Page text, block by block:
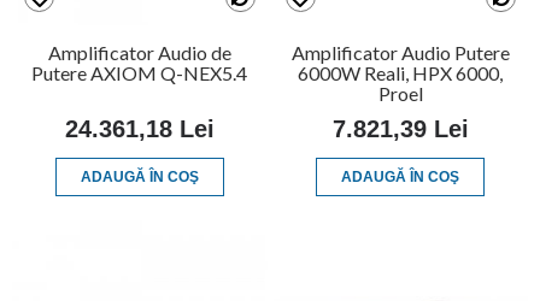
Amplificator Audio de
Putere AXIOM Q-NEX5.4
24.361,18 Lei
ADAUGĂ ÎN COŞ
Amplificator Audio Putere
6000W Reali, HPX 6000,
Proel
7.821,39 Lei
ADAUGĂ ÎN COŞ